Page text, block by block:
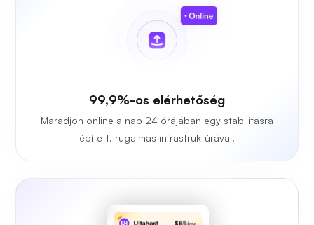
99,9%-os elérhetőség
Maradjon online a nap 24 órájában egy stabilitásra
épített, rugalmas infrastruktúrával.